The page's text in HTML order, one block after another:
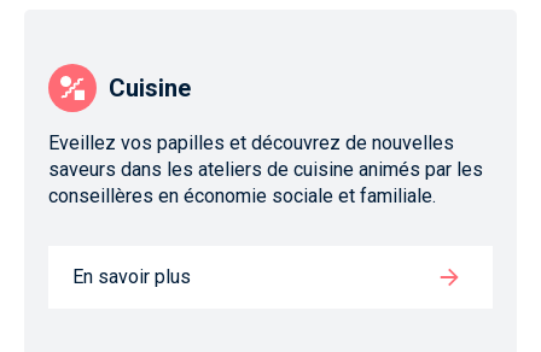
Cuisine
Eveillez vos papilles et découvrez de nouvelles
saveurs dans les ateliers de cuisine animés par les
conseillères en économie sociale et familiale.
En savoir plus